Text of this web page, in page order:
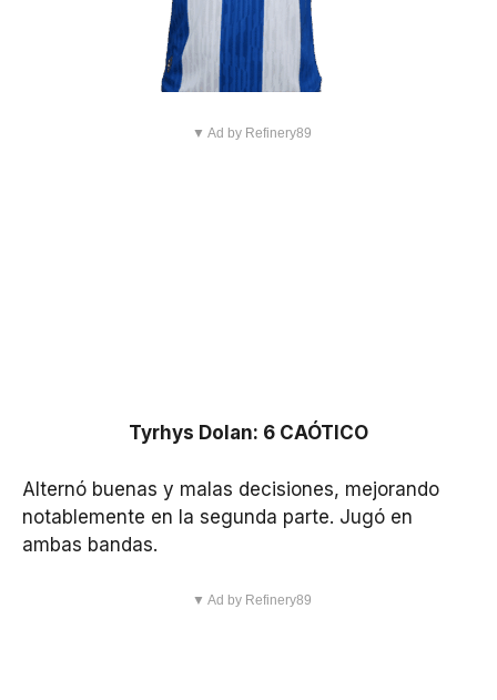
▼ Ad by Refinery89
Tyrhys Dolan: 6 CAÓTICO
Alternó buenas y malas decisiones, mejorando
notablemente en la segunda parte. Jugó en
ambas bandas.
▼ Ad by Refinery89